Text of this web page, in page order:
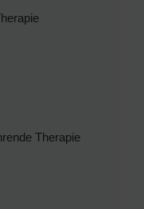
Therapie